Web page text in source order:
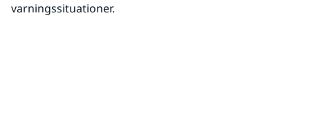
varningssituationer.